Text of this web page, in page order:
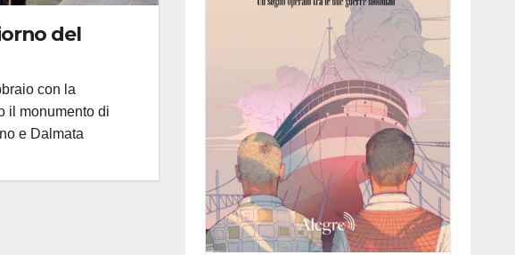
del
con la
il monumento di
e Dalmata